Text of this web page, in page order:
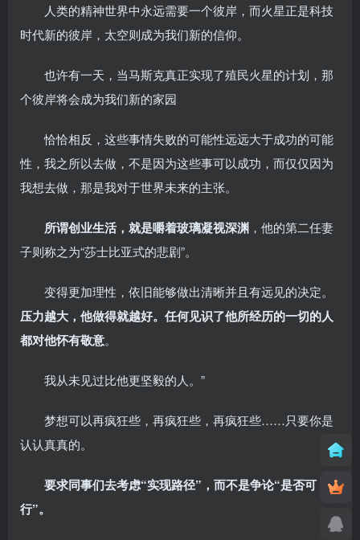
人类的精神世界中永远需要一个彼岸，而火星正是科技
时代新的彼岸，太空则成为我们新的信仰。
也许有一天，当马斯克真正实现了殖民火星的计划，那
个彼岸将会成为我们新的家园
恰恰相反，这些事情失败的可能性远远大于成功的可能
性，我之所以去做，不是因为这些事可以成功，而仅仅因为
我想去做，那是我对于世界未来的主张。
所谓创业生活，就是嚼着玻璃凝视深渊 ，他的第二任妻
子则称之为“莎士比亚式的悲剧”。
变得更加理性，依旧能够做出清晰并且有远见的决定。
压力越大，他做得就越好。任何见识了他所经历的一切的人
都对他怀有敬意。
我从未见过比他更坚毅的人。”
梦想可以再疯狂些，再疯狂些，再疯狂些……只要你是
认认真真的。
要求同事们去考虑“实现路径”，而不是争论“是否可
行”。